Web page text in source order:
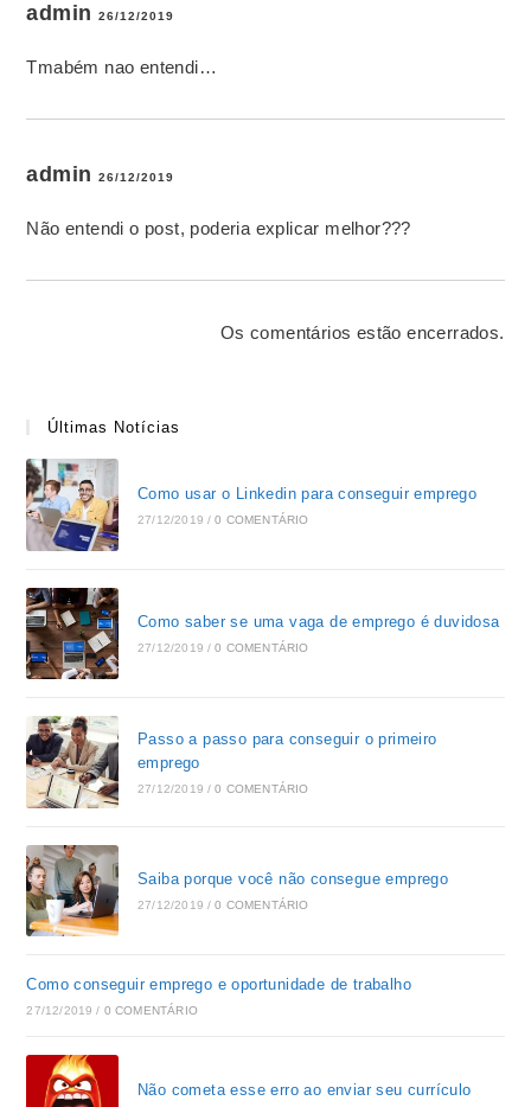
admin 26/12/2019
Tmabém nao entendi…
admin 26/12/2019
Não entendi o post, poderia explicar melhor???
Os comentários estão encerrados.
Últimas Notícias
Como usar o Linkedin para conseguir emprego
27/12/2019 / 0 COMENTÁRIO
Como saber se uma vaga de emprego é duvidosa
27/12/2019 / 0 COMENTÁRIO
Passo a passo para conseguir o primeiro
emprego
27/12/2019 / 0 COMENTÁRIO
Saiba porque você não consegue emprego
27/12/2019 / 0 COMENTÁRIO
Como conseguir emprego e oportunidade de trabalho
27/12/2019 / 0 COMENTÁRIO
Não cometa esse erro ao enviar seu currículo